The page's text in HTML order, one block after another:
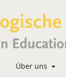
Über uns